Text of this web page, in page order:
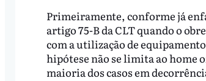
Primeiramente, conforme já
artigo 75-B da CLT quando o
com a utilização de
hipótese não se limita ao home
maioria dos casos em